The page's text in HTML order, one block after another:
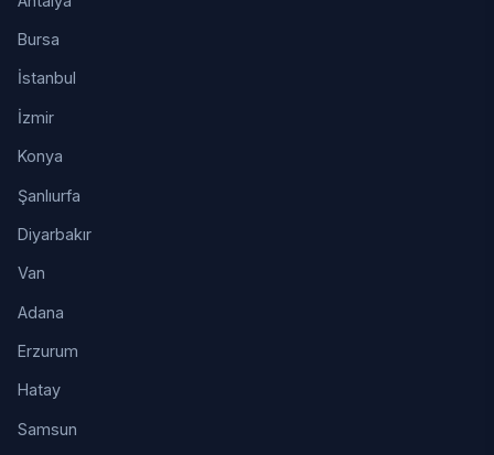
Bursa
İstanbul
İzmir
Konya
Şanlıurfa
Diyarbakır
Van
Adana
Erzurum
Hatay
Samsun